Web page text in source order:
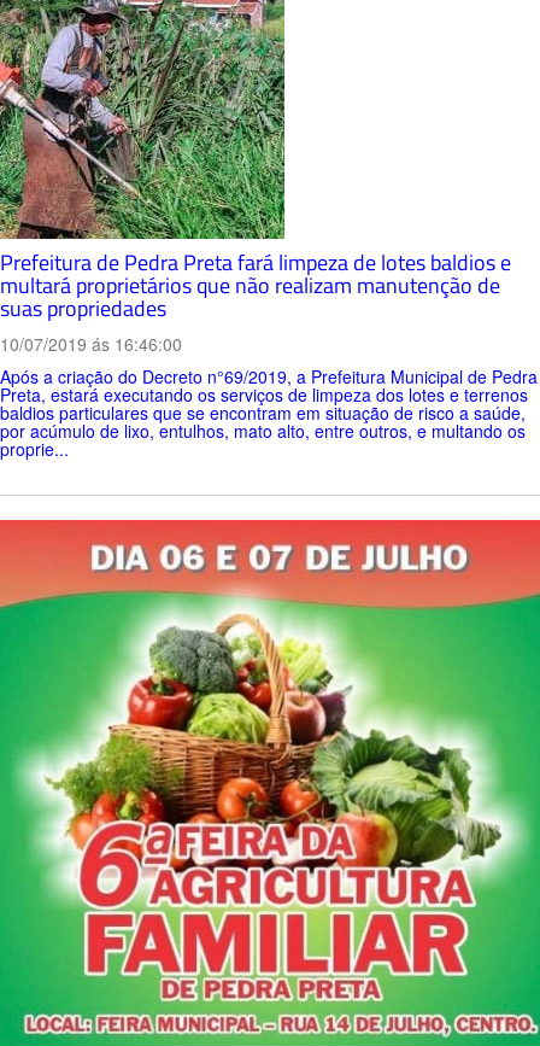
Prefeitura de Pedra Preta fará limpeza de lotes baldios e
multará proprietários que não realizam manutenção de
suas propriedades
10/07/2019 ás 16:46:00
Após a criação do Decreto n°69/2019, a Prefeitura Municipal de Pedra
Preta, estará executando os serviços de limpeza dos lotes e terrenos
baldios particulares que se encontram em situação de risco a saúde,
por acúmulo de lixo, entulhos, mato alto, entre outros, e multando os
proprie...